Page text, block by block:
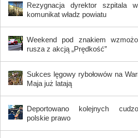
Rezygnacja dyrektor szpitala
komunikat władz powiatu
Weekend pod znakiem
rusza z akcją „Prędkość”
Sukces lęgowy rybołowów na
Maja już latają
Deportowano kolejnych
polskie prawo